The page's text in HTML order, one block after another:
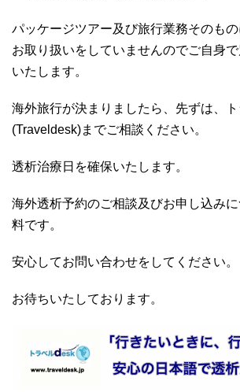
パッケージツアー及び旅行業務そのもの
お取り扱いをしていませんのでご自身
いたします。
海外旅行が決まりましたら、先ずは、
(Traveldesk)までご相談ください。
透析治療日を確保いたします。
海外透析予約のご相談及びお申し込み
料です。
安心してお問い合わせをしてください。
お待ちいたしております。